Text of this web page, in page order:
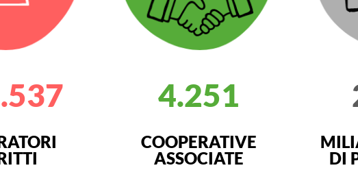
4.251
COOPERATIVE
ASSOCIATE
DI